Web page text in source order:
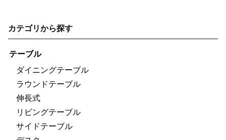
カテゴリから探す
テーブル
ダイニングテーブル
ラウンドテーブル
伸長式
リビングテーブル
サイドテーブル